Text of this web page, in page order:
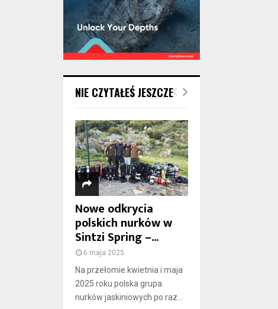
NIE CZYTAŁEŚ JESZCZE
Nowe odkrycia
polskich nurków w
Sintzi Spring –...
6 maja 2025
Na przełomie kwietnia i maja
2025 roku polska grupa
nurków jaskiniowych po raz...